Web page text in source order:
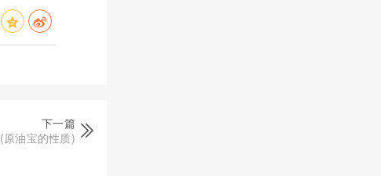
下一篇
油宝的性质)